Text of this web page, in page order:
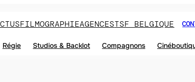
FILMOGRAPHIEAGENCESTSF BELGIQUE
Régie Studios & Backlot Compagnons